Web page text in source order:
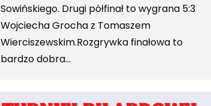
Sowińskiego. Drugi półfinał to wygrana 5:3
Wojciecha Grocha z Tomaszem
Wierciszewskim.Rozgrywka finałowa to
bardzo dobra…